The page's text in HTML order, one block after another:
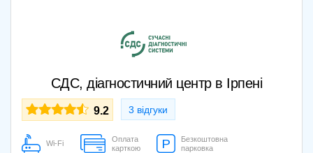
СДС, діагностичний центр в Ірпені
9.2 3 відгуки
Wi-Fi
Оплата
карткою
Безкоштовна
парковка